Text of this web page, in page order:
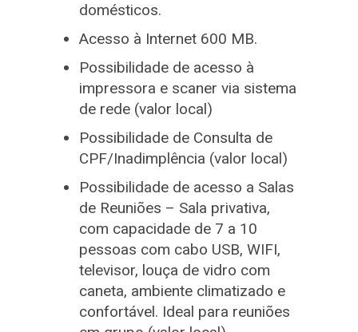
domésticos.
Acesso à Internet 600 MB.
Possibilidade de acesso à
impressora e scaner via sistema
de rede (valor local)
Possibilidade de Consulta de
CPF/Inadimplência (valor local)
Possibilidade de acesso a Salas
de Reuniões – Sala privativa,
com capacidade de 7 a 10
pessoas com cabo USB, WIFI,
televisor, louça de vidro com
caneta, ambiente climatizado e
confortável. Ideal para reuniões